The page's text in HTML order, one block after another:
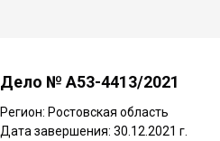
Дело № А53-4413/2021
Регион: Ростовская область
Дата завершения: 30.12.2021 г.